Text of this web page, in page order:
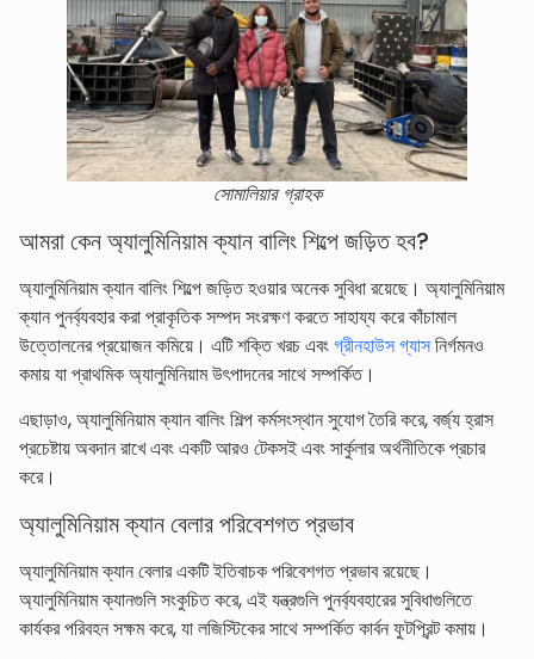
সোমালিয়ার গ্রাহক
আমরা কেন অ্যালুমিনিয়াম ক্যান বালিং শিল্পে জড়িত হব?
অ্যালুমিনিয়াম ক্যান বালিং শিল্পে জড়িত হওয়ার অনেক সুবিধা রয়েছে। অ্যালুমিনিয়াম
ক্যান পুনর্ব্যবহার করা প্রাকৃতিক সম্পদ সংরক্ষণ করতে সাহায্য করে কাঁচামাল
উত্তোলনের প্রয়োজন কমিয়ে। এটি শক্তি খরচ এবংগ্রীনহাউস গ্যাসনির্গমনও
কমায় যা প্রাথমিক অ্যালুমিনিয়াম উৎপাদনের সাথে সম্পর্কিত।
এছাড়াও, অ্যালুমিনিয়াম ক্যান বালিং শিল্প কর্মসংস্থান সুযোগ তৈরি করে, বর্জ্য হ্রাস
প্রচেষ্টায় অবদান রাখে এবং একটি আরও টেকসই এবং সার্কুলার অর্থনীতিকে প্রচার
করে।
অ্যালুমিনিয়াম ক্যান বেলার পরিবেশগত প্রভাব
অ্যালুমিনিয়াম ক্যান বেলার একটি ইতিবাচক পরিবেশগত প্রভাব রয়েছে।
অ্যালুমিনিয়াম ক্যানগুলি সংকুচিত করে, এই যন্ত্রগুলি পুনর্ব্যবহারের সুবিধাগুলিতে
কার্যকর পরিবহন সক্ষম করে, যা লজিস্টিকের সাথে সম্পর্কিত কার্বন ফুটপ্রিন্ট কমায়।